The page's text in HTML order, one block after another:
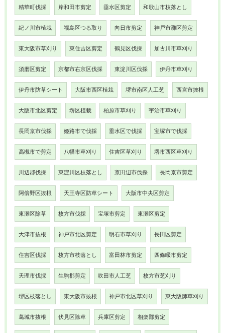
精華町伐採 岸和田市剪定 垂水区剪定 和歌山市枝落とし
紀ノ川市植栽 福島区つる取り 向日市剪定 神戸市灘区剪定
東大阪市草刈り 東住吉区剪定 鶴見区伐採 加古川市草刈り
須磨区剪定 京都市右京区伐採 東淀川区伐採 伊丹市草刈り
伊丹市防草シート 大阪市西区植栽 堺市南区人工芝 西宮市抜根
大阪市北区剪定 堺区植栽 柏原市草刈り 宇治市草刈り
長岡京市伐採 姫路市で伐採 垂水区で伐採 宝塚市で伐採
高槻市で剪定 八幡市草刈り 住吉区草刈り 堺市西区草刈り
川辺郡伐採 東淀川区枝落とし 京田辺市伐採 長岡京市剪定
阿倍野区抜根 天王寺区防草シート 大阪市中央区剪定
東灘区除草 枚方市伐採 宝塚市剪定 東灘区剪定
大津市抜根 神戸市北区剪定 明石市草刈り 長田区剪定
住吉区伐採 枚方市枝落とし 富田林市剪定 四條畷市剪定
天理市伐採 生駒郡剪定 吹田市人工芝 枚方市芝刈り
堺区枝落とし 東大阪市抜根 神戸市北区草刈り 東大阪師草刈り
葛城市抜根 伏見区除草 兵庫区剪定 相楽郡剪定